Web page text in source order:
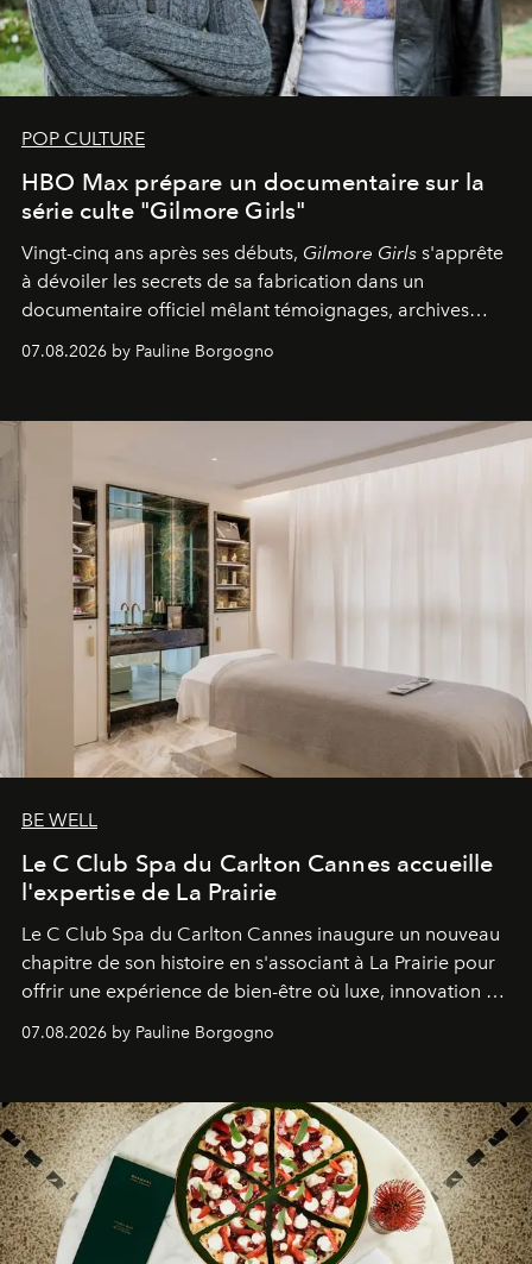
POP CULTURE
HBO Max prépare un documentaire sur la
série culte "Gilmore Girls"
Vingt-cinq ans après ses débuts, Gilmore Girls s'apprête
à dévoiler les secrets de sa fabrication dans un
documentaire officiel mêlant témoignages, archives
inédites et plongée dans les coulisses d'un phénomène
générationnel.
07.08.2026 by Pauline Borgogno
BE WELL
Le C Club Spa du Carlton Cannes accueille
l'expertise de La Prairie
Le C Club Spa du Carlton Cannes inaugure un nouveau
chapitre de son histoire en s'associant à La Prairie pour
offrir une expérience de bien-être où luxe, innovation et
expertise se rencontrent.
07.08.2026 by Pauline Borgogno